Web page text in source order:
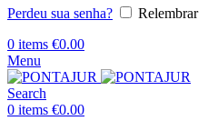
Perdeu sua senha?
Relembrar
0 items €0.00
Menu
Search
0 items €0.00